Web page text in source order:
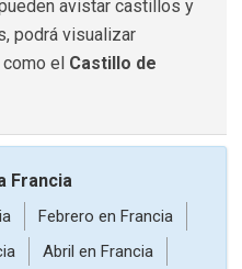
avistar castillos y
podrá visualizar
el Castillo de
Francia
Febrero en Francia
Abril en Francia